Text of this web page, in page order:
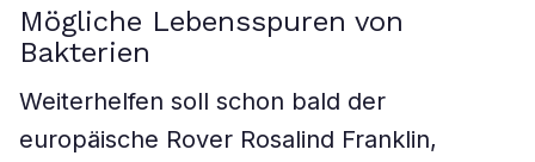
Mögliche Lebensspuren von
Bakterien
Weiterhelfen soll schon bald der
europäische Rover Rosalind Franklin,